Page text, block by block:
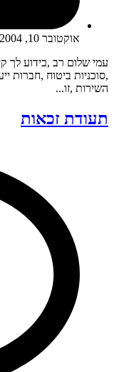
אוקטובר 10, 2004
עמי שלום רב ,כידוע לך
,סוכניות ביטוח ,חברות
השירות ,זו...
תעודת זכאות